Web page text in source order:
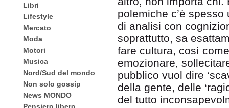
Libri
Lifestyle
Mercato
Moda
Motori
Musica
Nord/Sud del mondo
Non solo gossip
News MONDO
polemiche c’è
di analisi con
soprattutto, sa
fare cultura, così
emozionare,
pubblico vuol dire
della gente, delle
del tutto